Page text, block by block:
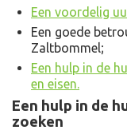
Een voordelig
Een goede
Zaltbommel;
Een hulp in de
en eisen.
Een hulp in de
zoeken